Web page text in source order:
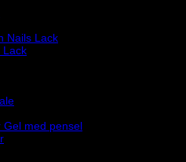
Nails Lack
Lack
Gel med pensel